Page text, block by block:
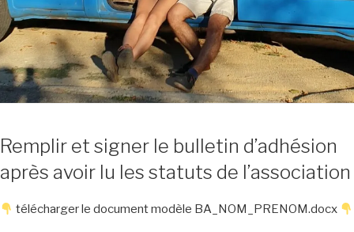
Remplir et signer le bulletin d’adhésion
après avoir lu les statuts de l’association
télécharger le document modèle BA_NOM_PRENOM.docx